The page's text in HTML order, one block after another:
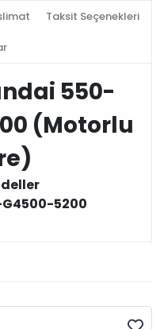
Taksit Seçenekleri
550-
(Motorlu
5200